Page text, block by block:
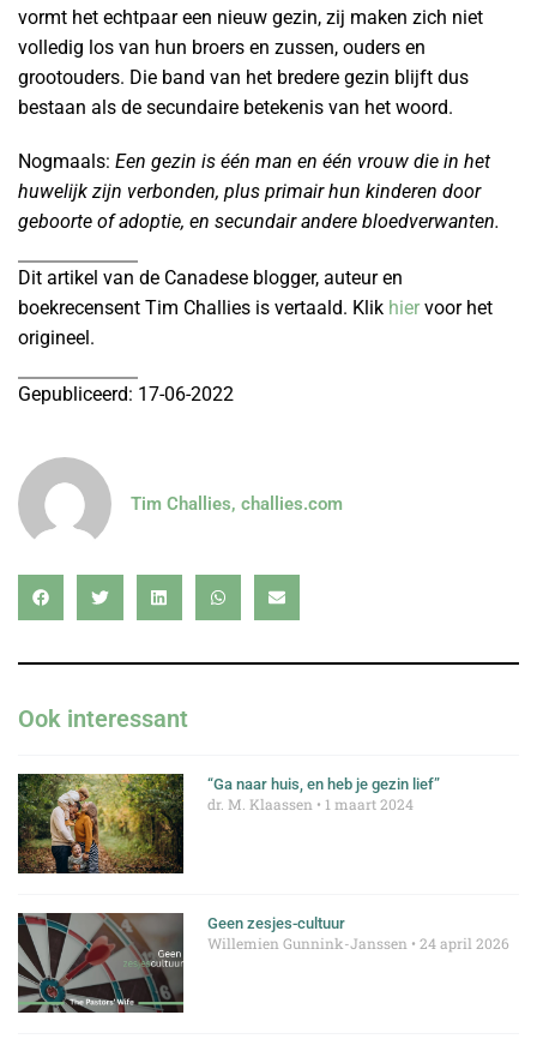
vormt het echtpaar een nieuw gezin, zij maken zich niet
volledig los van hun broers en zussen, ouders en
grootouders. Die band van het bredere gezin blijft dus
bestaan als de secundaire betekenis van het woord.
Nogmaals: Een gezin is één man en één vrouw die in het
huwelijk zijn verbonden, plus primair hun kinderen door
geboorte of adoptie, en secundair andere bloedverwanten.
Dit artikel van de Canadese blogger, auteur en
boekrecensent Tim Challies is vertaald. Klik hier voor het
origineel.
Gepubliceerd: 17-06-2022
Tim Challies, challies.com
Ook interessant
“Ga naar huis, en heb je gezin lief”
dr. M. Klaassen 1 maart 2024
Geen zesjes-cultuur
Willemien Gunnink-Janssen 24 april 2026